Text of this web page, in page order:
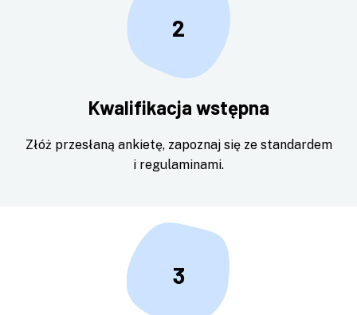
2
Kwalifikacja wstępna
Złóż przesłaną ankietę, zapoznaj się ze standardem
i regulaminami.
3